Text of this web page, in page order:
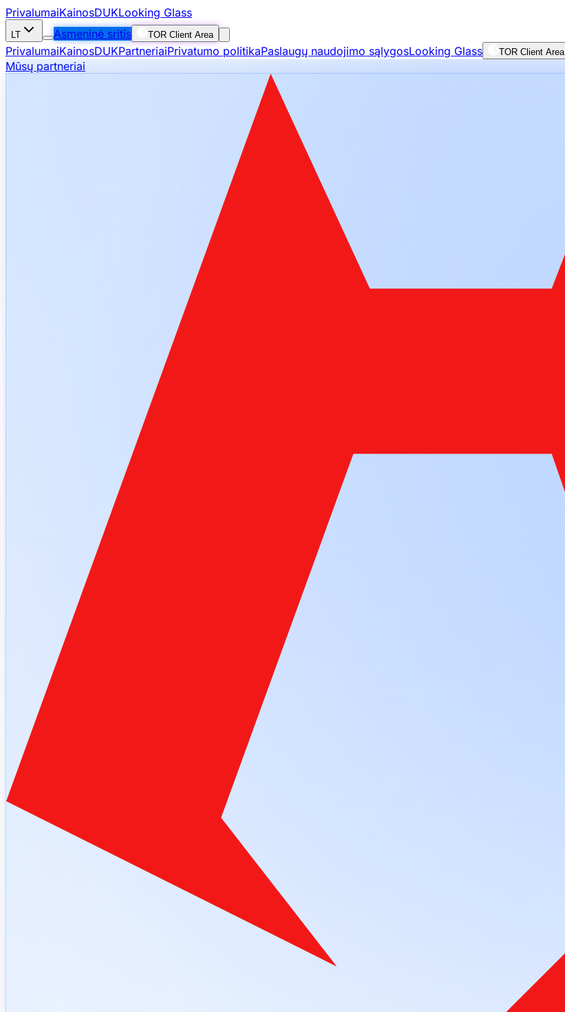
PrivalumaiKainosDUKLooking Glass
LT Asmeninė sritis TOR Client Area
PrivalumaiKainosDUKPartneriaiPrivatumo politikaPaslaugų naudojimo sąlygosLooking Glass TOR Client Area
Mūsų partneriai